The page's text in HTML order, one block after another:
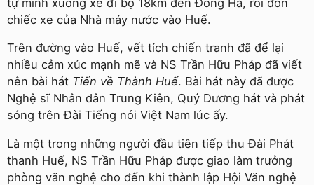
chiếc xe của Nhà máy nước vào Huế.
Trên đường vào Huế, vết tích chiến tranh đã để lại
nhiều cảm xúc mạnh mẽ và NS Trần Hữu Pháp đã viết
nên bài hát Tiến về Thành Huế. Bài hát này đã được
Nghệ sĩ Nhân dân Trung Kiên, Quý Dương hát và phát
sóng trên Đài Tiếng nói Việt Nam lúc ấy.
Là một trong những người đầu tiên tiếp thu Đài Phát
thanh Huế, NS Trần Hữu Pháp được giao làm trưởng
phòng văn nghệ cho đến khi thành lập Hội Văn nghệ